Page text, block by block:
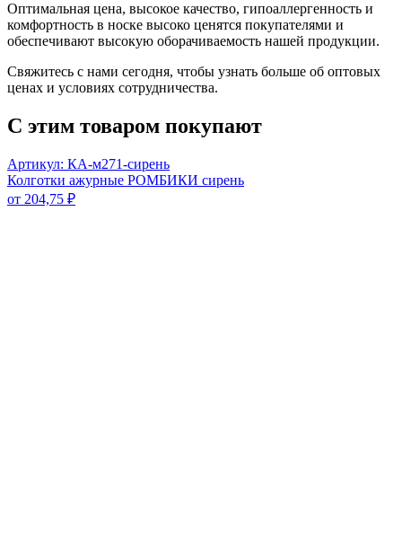
Оптимальная цена, высокое качество, гипоаллергенность и
комфортность в носке высоко ценятся покупателями и
обеспечивают высокую оборачиваемость нашей продукции.
Свяжитесь с нами сегодня, чтобы узнать больше об оптовых
ценах и условиях сотрудничества.
С этим товаром покупают
Артикул: КА-м271-сирень
Колготки ажурные РОМБИКИ сирень
от 204,75 ₽